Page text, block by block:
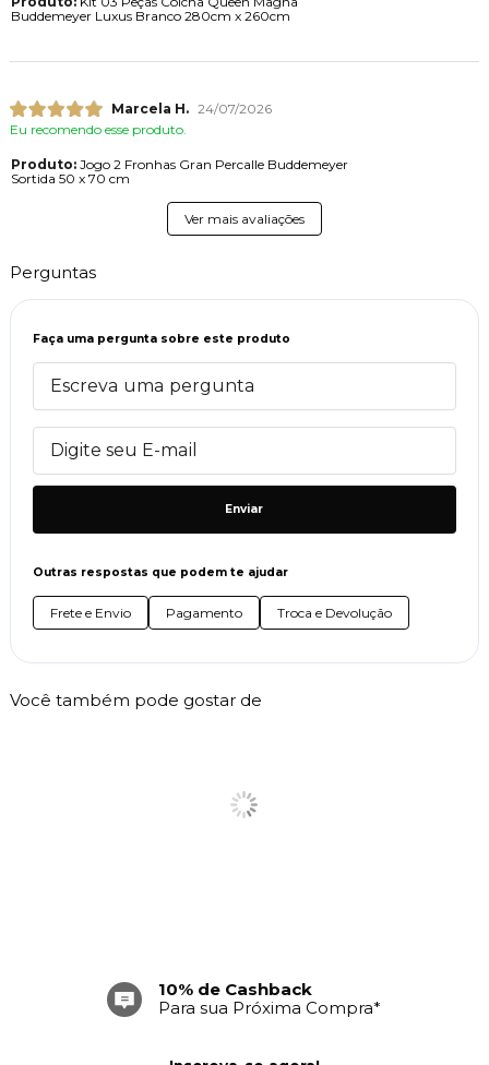
Buddemeyer Luxus Branco 280cm x 260cm
Marcela H. 24/07/2026
Eu recomendo esse produto.
Produto:Jogo 2 Fronhas Gran Percalle Buddemeyer
Sortida 50 x 70 cm
Ver mais avaliações
Perguntas
Faça uma pergunta sobre este produto
Enviar
Outras respostas que podem te ajudar
Frete e Envio Pagamento Troca e Devolução
Você também pode gostar de
10% de Cashback
Para sua Próxima Compra*